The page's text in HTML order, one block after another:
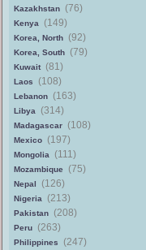
Kazakhstan (76)
Kenya (149)
Korea, North (92)
Korea, South (79)
Kuwait (81)
Laos (108)
Lebanon (163)
Libya (314)
Madagascar (108)
Mexico (197)
Mongolia (111)
Mozambique (75)
Nepal (126)
Nigeria (213)
Pakistan (208)
Peru (263)
Philippines (247)